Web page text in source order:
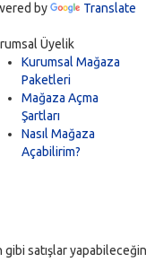
by Translate
Üyelik
Kurumsal Mağaza
Paketleri
Mağaza Açma
Şartları
Nasıl Mağaza
Açabilirim?
satışlar